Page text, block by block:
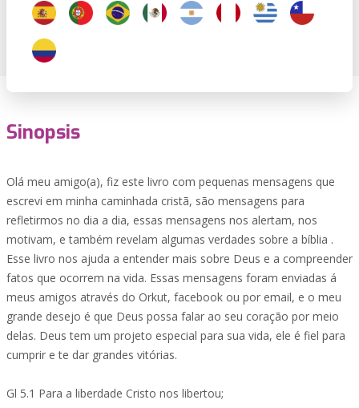
Sinopsis
Olá meu amigo(a), fiz este livro com pequenas mensagens que
escrevi em minha caminhada cristã, são mensagens para
refletirmos no dia a dia, essas mensagens nos alertam, nos
motivam, e também revelam algumas verdades sobre a bíblia .
Esse livro nos ajuda a entender mais sobre Deus e a compreender
fatos que ocorrem na vida. Essas mensagens foram enviadas á
meus amigos através do Orkut, facebook ou por email, e o meu
grande desejo é que Deus possa falar ao seu coração por meio
delas. Deus tem um projeto especial para sua vida, ele é fiel para
cumprir e te dar grandes vitórias.
Gl 5.1 Para a liberdade Cristo nos libertou;